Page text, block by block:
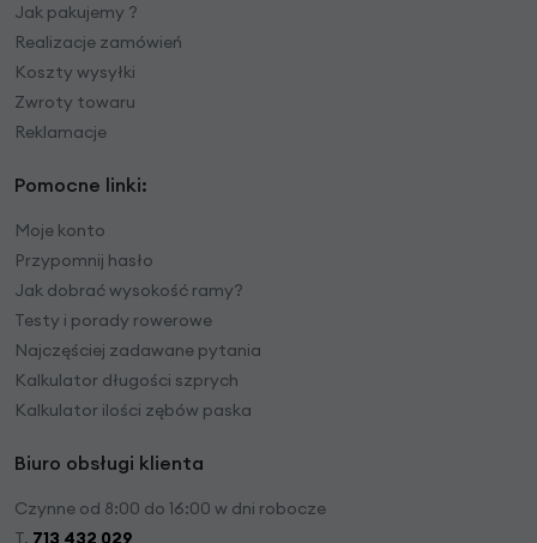
Jak pakujemy ?
Realizacje zamówień
Koszty wysyłki
Zwroty towaru
Reklamacje
Pomocne linki:
Moje konto
Przypomnij hasło
Jak dobrać wysokość ramy?
Testy i porady rowerowe
Najczęściej zadawane pytania
Kalkulator długości szprych
Kalkulator ilości zębów paska
Biuro obsługi klienta
Czynne od 8:00 do 16:00 w dni robocze
T. 713 432 029